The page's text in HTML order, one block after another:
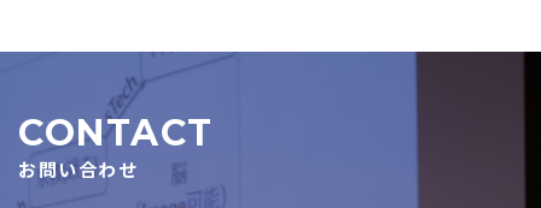
CONTACT
お問い合わせ